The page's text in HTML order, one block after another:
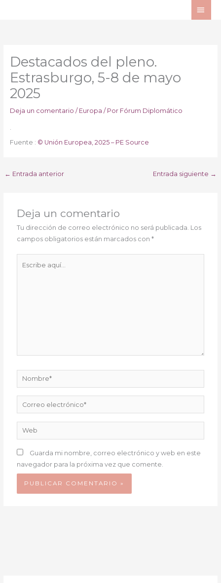
Destacados del pleno.
Estrasburgo, 5-8 de mayo
2025
Deja un comentario / Europa / Por Fórum Diplomático
.
Fuente : © Unión Europea, 2025 – PE Source
← Entrada anterior Entrada siguiente →
Deja un comentario
Tu dirección de correo electrónico no será publicada. Los
campos obligatorios están marcados con*
Nombre*
Correo
electrónico*
Web
Guarda mi nombre, correo electrónico y web en este
navegador para la próxima vez que comente.